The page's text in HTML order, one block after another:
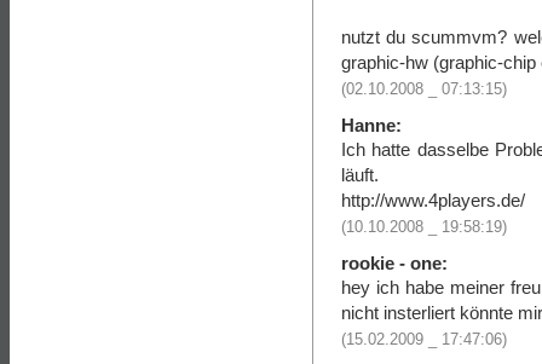
nutzt du scummvm?
graphic-hw (graphic-chip
(02.10.2008 _ 07:13:15)
Hanne:
Ich hatte dasselbe
läuft.
http://www.4players.de/
(10.10.2008 _ 19:58:19)
rookie - one:
hey ich habe meiner
nicht insterliert könnte
(15.02.2009 _ 17:47:06)